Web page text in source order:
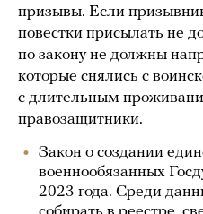
призывы. Если
повестки присылать не
по закону не должны
которые снялись с
с длительным
правозащитники.
Закон о создании
военнообязанных
2023 года. Среди